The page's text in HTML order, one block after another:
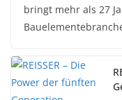
bringt mehr als 27